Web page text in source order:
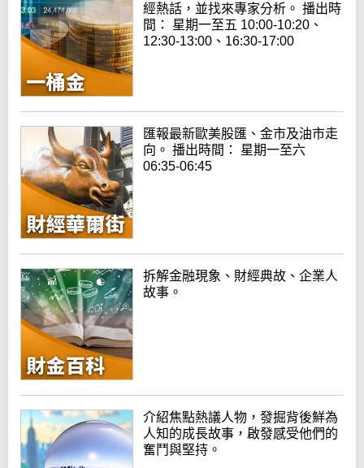
經熱話，並找來專家分析。 播出時
間： 星期一至五 10:00-10:20、
12:30-13:00、16:30-17:00
匯報最新歐美股匯、金市及油市走
向。 播出時間： 星期一至六
06:35-06:45
拆解金融現象、財經典故、企業人
故事。
介紹焦點熱議人物，發掘背後鮮為
人知的成長故事，啟發感受他們的
奮鬥與堅持。